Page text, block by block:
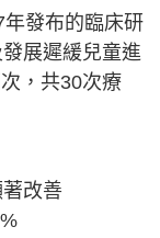
發布的臨床研
展遲緩兒童進
，共30次療
改善